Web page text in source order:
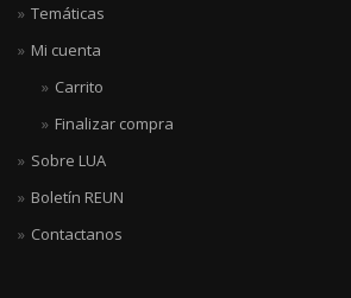
Temáticas
Mi cuenta
Carrito
Finalizar compra
Sobre LUA
Boletín REUN
Contactanos